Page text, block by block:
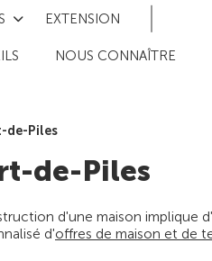
EXTENSION
NOUS CONNAÎTRE
de-Piles
de-Piles
d'une maison
d'offres de maison et de